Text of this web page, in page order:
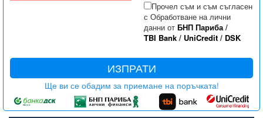
Прочел съм и съм съгласен
с Обработване на лични
данни от БНП Париба/
TBI Bank/ UniCredit/ DSK
ИЗПРАТИ
Ще ви се обадим за приемане на поръчката!